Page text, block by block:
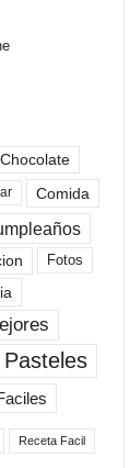
Chocolate
Comida
Fotos
Pasteles
Receta Facil